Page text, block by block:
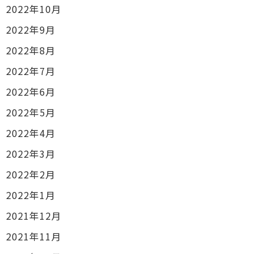
2022年10月
2022年9月
2022年8月
2022年7月
2022年6月
2022年5月
2022年4月
2022年3月
2022年2月
2022年1月
2021年12月
2021年11月